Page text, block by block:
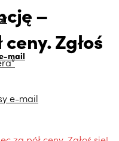
mail
e-mail
–
Zgłoś